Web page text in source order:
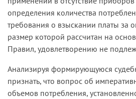
стоков.
Поскольку Институт не
приборы учета энергии,
определяло количество
пунктом 4.4 ранее
не в соответствии с
указанными в
показаний средств
энергоснабжающей
объеме полученной воды в
производит абонент.
Приборы учета на сетях
установлены. Вместе с тем
балансовой
определения количества
требования о взыскании платы за
размер которой рассчитан на
Правил, удовлетворению не
Анализируя формирующуюся
признать, что вопрос об
объемов потребления,